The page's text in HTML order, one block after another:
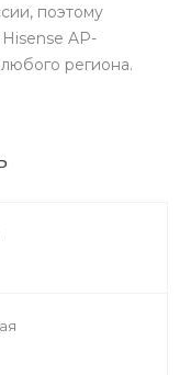
поэтому
AP-
региона.